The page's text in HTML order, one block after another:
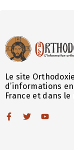
Le site
d’informations
France et dans le